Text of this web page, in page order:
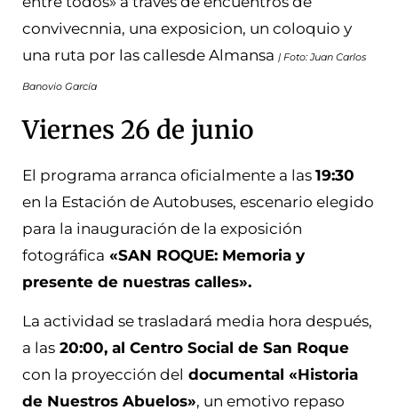
convivecnnia, una exposicion, un coloquio y
una ruta por las callesde Almansa | Foto: Juan Carlos
Banovio García
Viernes 26 de junio
El programa arranca oficialmente a las 19:30
en la Estación de Autobuses, escenario elegido
para la inauguración de la exposición
fotográfica «SAN ROQUE: Memoria y
presente de nuestras calles».
La actividad se trasladará media hora después,
a las 20:00, al Centro Social de San Roque
con la proyección del documental «Historia
de Nuestros Abuelos», un emotivo repaso